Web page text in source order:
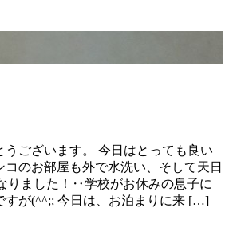
うございます。 今日はとっても良い
のお部屋も外で水洗い、そして天日
りました！‥学校がお休みの息子に
すが(^^;; 今日は、お泊まりに来 […]